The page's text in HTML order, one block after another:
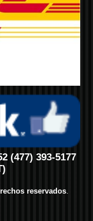
(477) 393-5177
reservados